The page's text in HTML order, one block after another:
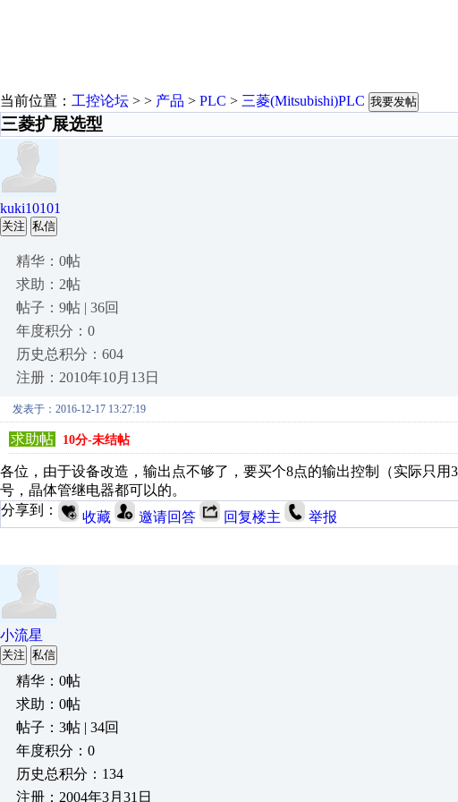
当前位置： 工控论坛 > > 产品 > PLC > 三菱(Mitsubishi)PLC 我要发帖
三菱扩展选型
kuki10101
关注 私信
精华：0帖
求助：2帖
帖子：9帖 | 36回
年度积分：0
历史总积分：604
注册：2010年10月13日
发表于：2016-12-17 13:27:19
求助帖
10分-未结帖
各位，由于设备改造，输出点不够了，要买个8点的输出控制（实际只
号，晶体管继电器都可以的。
分享到：
收藏 邀请回答 回复楼主 举报
小流星
关注 私信
精华：0帖
求助：0帖
帖子：3帖 | 34回
年度积分：0
历史总积分：134
注册：2004年3月31日